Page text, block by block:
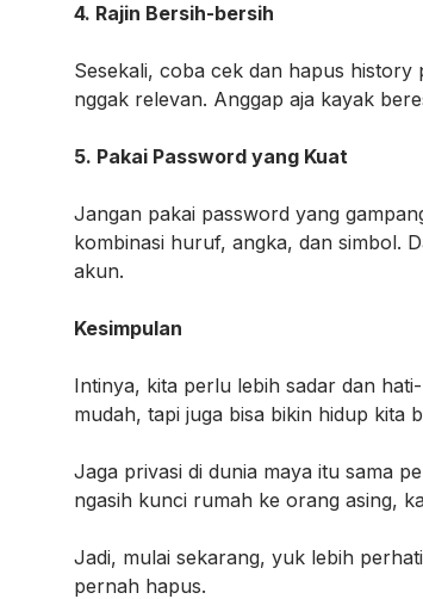
4. Rajin Bersih-bersih
Sesekali, coba cek dan hapus
nggak relevan. Anggap aja kayak
5. Pakai Password yang Kuat
Jangan pakai password yang
kombinasi huruf, angka, dan simbol.
akun.
Kesimpulan
Intinya, kita perlu lebih sadar dan
mudah, tapi juga bisa bikin hidup kita
Jaga privasi di dunia maya itu sama
ngasih kunci rumah ke orang asing,
Jadi, mulai sekarang, yuk lebih
pernah hapus.